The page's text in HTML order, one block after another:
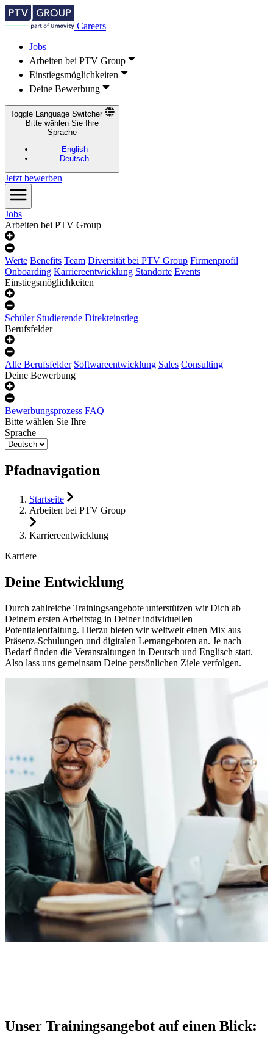
Careers
Jobs
Arbeiten bei PTV Group
Einstiegsmöglichkeiten
Deine Bewerbung
Toggle Language Switcher
Bitte wählen Sie Ihre
Sprache
English
Deutsch
Jetzt bewerben
Jobs
Arbeiten bei PTV Group
Werte Benefits Team Diversität bei PTV Group Firmenprofil
Onboarding Karriereentwicklung Standorte Events
Einstiegsmöglichkeiten
Schüler Studierende Direkteinstieg
Berufsfelder
Alle Berufsfelder Softwareentwicklung Sales Consulting
Deine Bewerbung
Bewerbungsprozess FAQ
Bitte wählen Sie Ihre
Sprache
Pfadnavigation
Startseite
Arbeiten bei PTV Group
Karriereentwicklung
Karriere
Deine Entwicklung
Durch zahlreiche Trainingsangebote unterstützen wir Dich ab
Deinem ersten Arbeitstag in Deiner individuellen
Potentialentfaltung. Hierzu bieten wir weltweit einen Mix aus
Präsenz-Schulungen und digitalen Lernangeboten an. Je nach
Bedarf finden die Veranstaltungen in Deutsch und Englisch statt.
Also lass uns gemeinsam Deine persönlichen Ziele verfolgen.
Unser Trainingsangebot auf einen Blick: